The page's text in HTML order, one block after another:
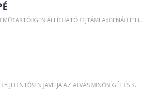
ÁLLÍTHATÓ FEJTÁMLA:IGENÁLLÍTH..
JAVÍTJA AZ ALVÁS MINŐSÉGÉT ÉS K..